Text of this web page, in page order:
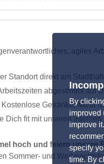
By
improved
improve
specify
time. By
agiles
Standort direkt am
abgestimmt auf
Kostenlose Getränke, Müsli
Dich fit mit unseren
hoch und feiern unsere
Sommer- und